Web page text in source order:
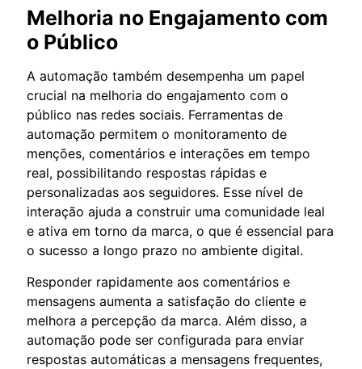
Melhoria no Engajamento com
o Público
A automação também desempenha um papel
crucial na melhoria do engajamento com o
público nas redes sociais. Ferramentas de
automação permitem o monitoramento de
menções, comentários e interações em tempo
real, possibilitando respostas rápidas e
personalizadas aos seguidores. Esse nível de
interação ajuda a construir uma comunidade leal
e ativa em torno da marca, o que é essencial para
o sucesso a longo prazo no ambiente digital.
Responder rapidamente aos comentários e
mensagens aumenta a satisfação do cliente e
melhora a percepção da marca. Além disso, a
automação pode ser configurada para enviar
respostas automáticas a mensagens frequentes,